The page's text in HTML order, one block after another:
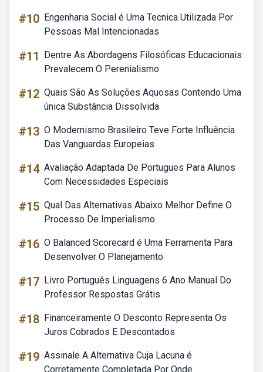
#10 Engenharia Social é Uma Tecnica Utilizada Por
Pessoas Mal Intencionadas
#11
Dentre As Abordagens Filosóficas Educacionais
Prevalecem O Perenialismo
#12 Quais São As Soluções Aquosas Contendo Uma
única Substância Dissolvida
#13 O Modernismo Brasileiro Teve Forte Influência
Das Vanguardas Europeias
#14 Avaliação Adaptada De Portugues Para Alunos
Com Necessidades Especiais
#15 Qual Das Alternativas Abaixo Melhor Define O
Processo De Imperialismo
#16 O Balanced Scorecard é Uma Ferramenta Para
Desenvolver O Planejamento
#17 Livro Português Linguagens 6 Ano Manual Do
Professor Respostas Grátis
#18 Financeiramente O Desconto Representa Os
Juros Cobrados E Descontados
#19 Assinale A Alternativa Cuja Lacuna é
Corretamente Completada Por Onde